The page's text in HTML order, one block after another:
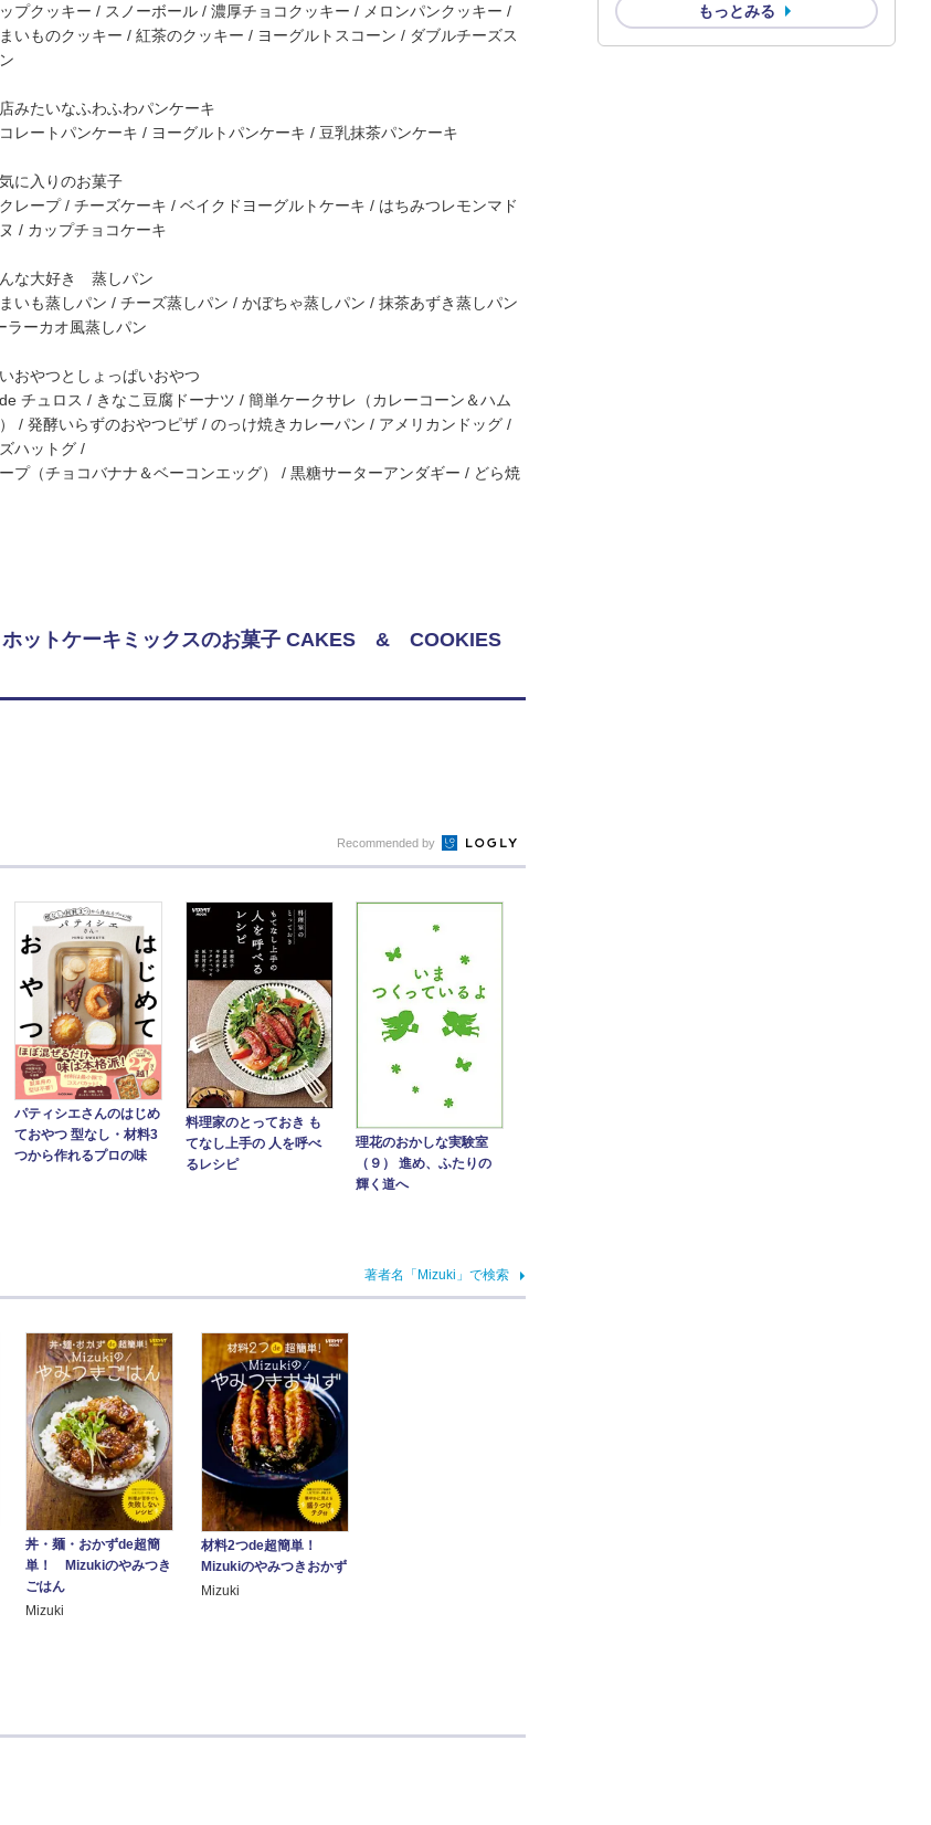
ップクッキー / スノーボール / 濃厚チョコクッキー / メロンパンクッキー /
いものクッキー / 紅茶のクッキー / ヨーグルトスコーン / ダブルチーズス
みたいなふわふわパンケーキ
レートパンケーキ / ヨーグルトパンケーキ / 豆乳抹茶パンケーキ
に入りのお菓子
レープ / チーズケーキ / ベイクドヨーグルトケーキ / はちみつレモンマド
/ カップチョコケーキ
な大好き 蒸しパン
いも蒸しパン / チーズ蒸しパン / かぼちゃ蒸しパン / 抹茶あずき蒸しパン
ラーカオ風蒸しパン
おやつとしょっぱいおやつ
チュロス / きなこ豆腐ドーナツ / 簡単ケークサレ（カレーコーン＆ハム
/ 発酵いらずのおやつピザ / のっけ焼きカレーパン / アメリカンドッグ /
ハットグ /
プ（チョコバナナ＆ベーコンエッグ） / 黒糖サーターアンダギー / どら焼
ットケーキミックスのお菓子 CAKES & COOKIES
もっとみる
Recommended by
パティシエさんのはじめ
ておやつ 型なし・材料3
つから作れるプロの味
料理家のとっておき も
てなし上手の 人を呼べ
るレシピ
理花のおかしな実験室
（９） 進め、ふたりの
輝く道へ
著者名「Mizuki」で検索
丼・麺・おかずde超簡
単！ Mizukiのやみつき
ごはん
Mizuki
材料2つde超簡単！
Mizukiのやみつきおかず
Mizuki